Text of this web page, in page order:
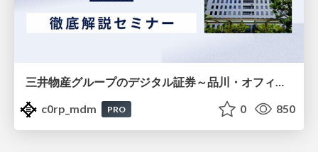
c0rp_mdm
PRO 0 850